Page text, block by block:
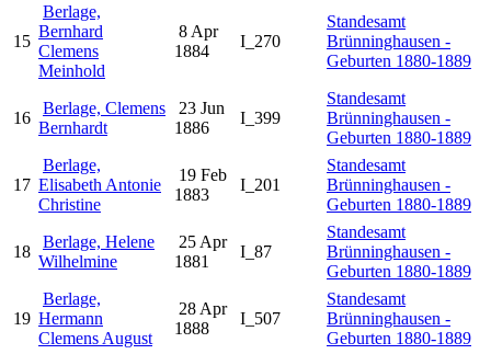
15
Berlage,
Bernhard
Clemens
Meinhold
8 Apr
1884
I_270
Standesamt
Brünninghausen -
Geburten 1880-1889
16
Berlage, Clemens
Bernhardt
23 Jun
1886
I_399
Standesamt
Brünninghausen -
Geburten 1880-1889
17
Berlage,
Elisabeth Antonie
Christine
19 Feb
1883
I_201
Standesamt
Brünninghausen -
Geburten 1880-1889
18
Berlage, Helene
Wilhelmine
25 Apr
1881
I_87
Standesamt
Brünninghausen -
Geburten 1880-1889
19
Berlage,
Hermann
Clemens August
28 Apr
1888
I_507
Standesamt
Brünninghausen -
Geburten 1880-1889